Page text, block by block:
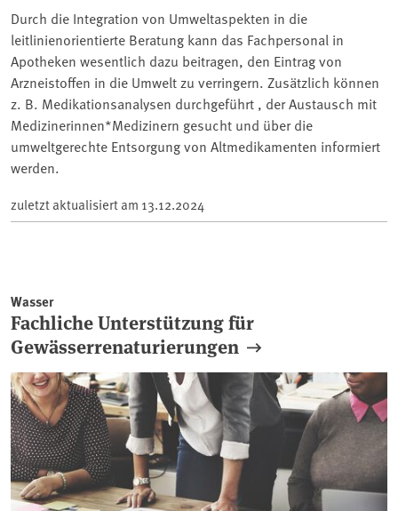
Durch die Integration von Umweltaspekten in die
leitlinienorientierte Beratung kann das Fachpersonal in
Apotheken wesentlich dazu beitragen, den Eintrag von
Arzneistoffen in die Umwelt zu verringern. Zusätzlich können
z. B. Medikationsanalysen durchgeführt , der Austausch mit
Medizinerinnen*Medizinern gesucht und über die
umweltgerechte Entsorgung von Altmedikamenten informiert
werden.
zuletzt aktualisiert am 13.12.2024
Wasser
Fachliche Unterstützung für
Gewässerrenaturierungen